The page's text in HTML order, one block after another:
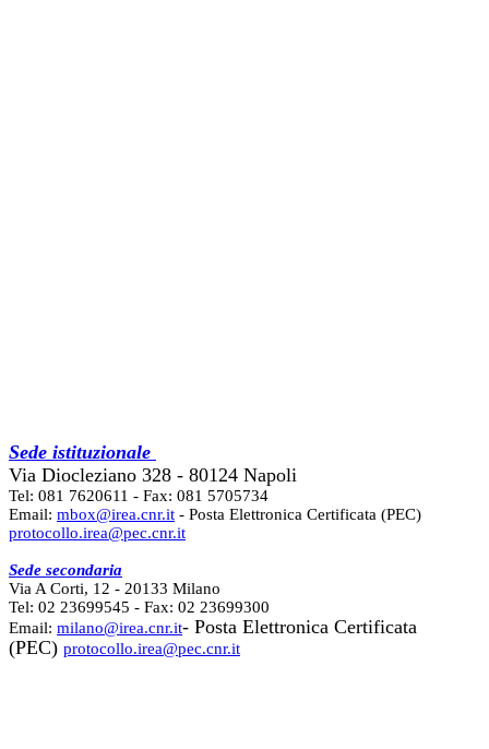
Sede istituzionale
Via Diocleziano 328 - 80124 Napoli
Tel: 081 7620611 - Fax: 081 5705734
Email: mbox@irea.cnr.it - Posta Elettronica Certificata (PEC)
protocollo.irea@pec.cnr.it
Sede secondaria
Via A Corti, 12 - 20133 Milano
Tel: 02 23699545 - Fax: 02 23699300
Email: milano@irea.cnr.it- Posta Elettronica Certificata
(PEC) protocollo.irea@pec.cnr.it